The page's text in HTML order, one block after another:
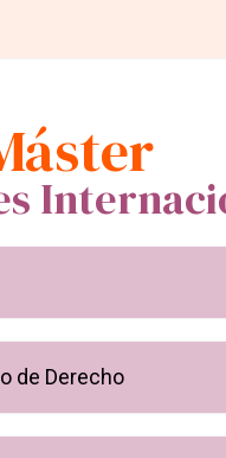
de Derecho